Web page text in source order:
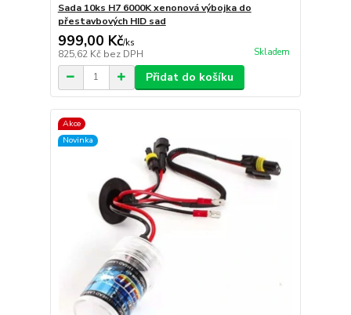
Sada 10ks H7 6000K xenonová výbojka do
přestavbových HID sad
999,00 Kč/ks
825,62 Kč bez DPH Skladem
Přidat do košíku
Akce
Novinka